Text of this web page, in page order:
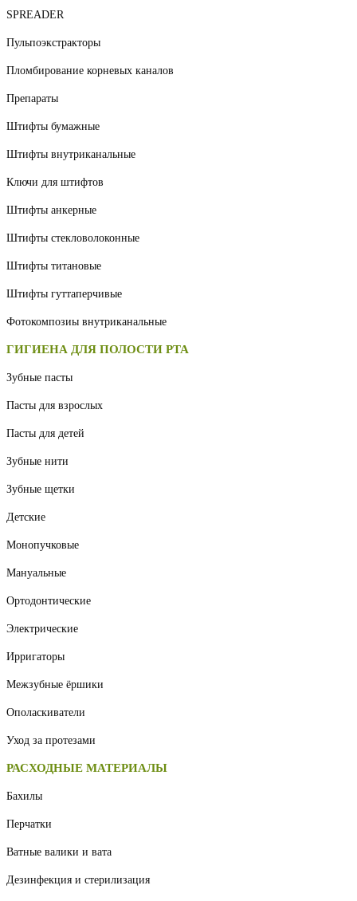
SPREADER
Пульпоэкстракторы
Пломбирование корневых каналов
Препараты
Штифты бумажные
Штифты внутриканальные
Ключи для штифтов
Штифты анкерные
Штифты стекловолоконные
Штифты титановые
Штифты гуттаперчивые
Фотокомпозиы внутриканальные
ГИГИЕНА ДЛЯ ПОЛОСТИ РТА
Зубные пасты
Пасты для взрослых
Пасты для детей
Зубные нити
Зубные щетки
Детские
Монопучковые
Мануальные
Ортодонтические
Электрические
Ирригаторы
Межзубные ёршики
Ополаскиватели
Уход за протезами
РАСХОДНЫЕ МАТЕРИАЛЫ
Бахилы
Перчатки
Ватные валики и вата
Дезинфекция и стерилизация